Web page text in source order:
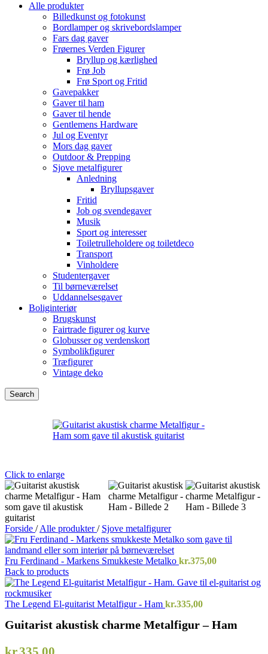
Alle produkter
Billedkunst og fotokunst
Bordlamper og skrivebordslamper
Fars dag gaver
Frøernes Verden Figurer
Bryllup og kærlighed
Frø Job
Frø Sport og Fritid
Gavepakker
Gaver til ham
Gaver til hende
Gentlemens Hardware
Jul og Eventyr
Mors dag gaver
Outdoor & Prepping
Sjove metalfigurer
Anledning
Bryllupsgaver
Fritid
Job og svendegaver
Musik
Sport og interesser
Toiletrulleholdere og toiletdeco
Transport
Vinholdere
Studentergaver
Til børneværelset
Uddannelsesgaver
Boliginteriør
Brugskunst
Fairtrade figurer og kurve
Globusser og verdenskort
Symbolikfigurer
Træfigurer
Vintage deko
Search
Click to enlarge
Forside / Alle produkter/ Sjove metalfigurer
Fru Ferdinand - Markens Smukkeste Metalko kr.375,00
Back to products
The Legend El-guitarist Metalfigur - Ham kr.335,00
Guitarist akustisk charme Metalfigur – Ham